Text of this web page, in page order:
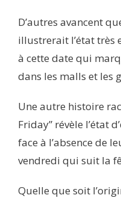
D’autres avancent
illustrerait l’état très
à cette date qui
dans les malls et les
Une autre histoire
Friday” révèle l’état
face à l’absence de
vendredi qui suit la
Quelle que soit